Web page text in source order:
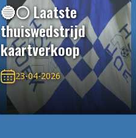
🔵⚪️ Laatste
thuiswedstrijd
kaartverkoop
23-04-2026